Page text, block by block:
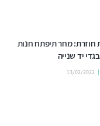
חוזרת: מחר תיפתח חנות
יד שנייה
13/02/2022